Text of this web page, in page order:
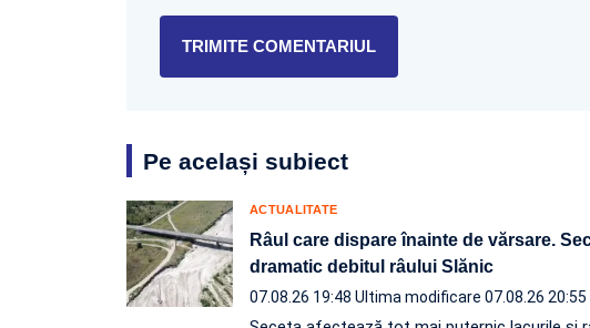
Pe același subiect
ACTUALITATE
Râul care dispare înainte de vărsare.
dramatic debitul râului Slănic
07.08.26 19:48 Ultima modificare 07.08.26 20:55